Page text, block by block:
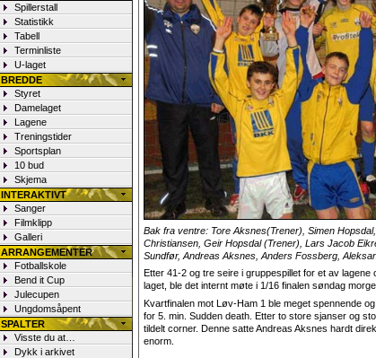
Spillerstall
Statistikk
Tabell
Terminliste
U-laget
BREDDE
Styret
Damelaget
Lagene
Treningstider
Sportsplan
10 bud
Skjema
INTERAKTIVT
Sanger
Filmklipp
Galleri
ARRANGEMENTER
Fotballskole
Bend it Cup
Julecupen
Ungdomsåpent
SPALTER
Visste du at…
Dykk i arkivet
Bak fra ventre: Tore Aksnes(Trener), Simen
Christiansen, Geir Hopsdal (Trener), Lars Jacob
Sundfør, Andreas Aksnes, Anders Fossberg,
Etter 41-2 og tre seire i gruppespillet for et av
laget, ble det internt møte i 1/16 finalen søndag
Kvartfinalen mot Løv-Ham 1 ble meget spennende
for 5. min. Sudden death. Etter to store sjanser og
tildelt corner. Denne satte Andreas Aksnes hardt
enorm.